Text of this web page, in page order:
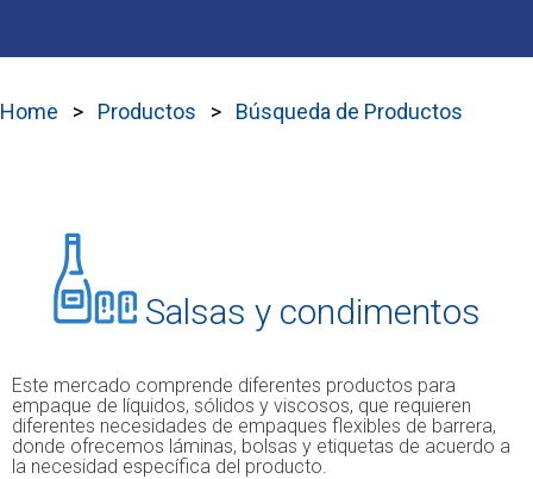
Home Productos Búsqueda de Productos
Salsas y condimentos
Este mercado comprende diferentes productos para
empaque de líquidos, sólidos y viscosos, que requieren
diferentes necesidades de empaques flexibles de barrera,
donde ofrecemos láminas, bolsas y etiquetas de acuerdo a
la necesidad específica del producto.